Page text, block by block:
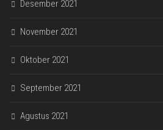
Desember 2021
November 2021
Oktober 2021
September 2021
Agustus 2021